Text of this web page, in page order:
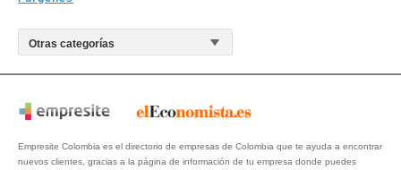
Empresite Colombia es el directorio de empresas de Colombia que te ayuda a encontrar
nuevos clientes, gracias a la página de información de tu empresa donde puedes